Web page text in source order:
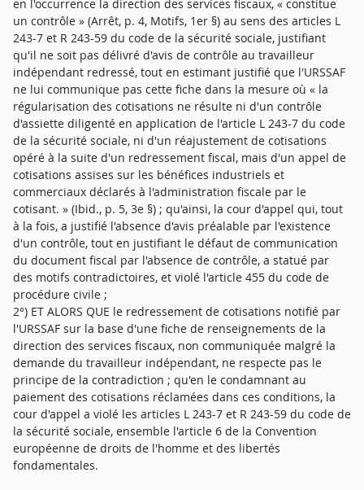
en l'occurrence la direction des services fiscaux, « constitue
un contrôle » (Arrêt, p. 4, Motifs, 1er §) au sens des articles L
243-7 et R 243-59 du code de la sécurité sociale, justifiant
qu'il ne soit pas délivré d'avis de contrôle au travailleur
indépendant redressé, tout en estimant justifié que l'URSSAF
ne lui communique pas cette fiche dans la mesure où « la
régularisation des cotisations ne résulte ni d'un contrôle
d'assiette diligenté en application de l'article L 243-7 du code
de la sécurité sociale, ni d'un réajustement de cotisations
opéré à la suite d'un redressement fiscal, mais d'un appel de
cotisations assises sur les bénéfices industriels et
commerciaux déclarés à l'administration fiscale par le
cotisant. » (Ibid., p. 5, 3e §) ; qu'ainsi, la cour d'appel qui, tout
à la fois, a justifié l'absence d'avis préalable par l'existence
d'un contrôle, tout en justifiant le défaut de communication
du document fiscal par l'absence de contrôle, a statué par
des motifs contradictoires, et violé l'article 455 du code de
procédure civile ;
2°) ET ALORS QUE le redressement de cotisations notifié par
l'URSSAF sur la base d'une fiche de renseignements de la
direction des services fiscaux, non communiquée malgré la
demande du travailleur indépendant, ne respecte pas le
principe de la contradiction ; qu'en le condamnant au
paiement des cotisations réclamées dans ces conditions, la
cour d'appel a violé les articles L 243-7 et R 243-59 du code de
la sécurité sociale, ensemble l'article 6 de la Convention
européenne de droits de l'homme et des libertés
fondamentales.